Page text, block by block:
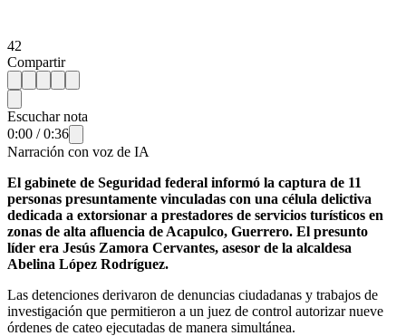
42
Compartir
Escuchar nota
0:00 /0:36
Narración con voz de IA
El gabinete de Seguridad federal informó la captura de 11
personas presuntamente vinculadas con una célula delictiva
dedicada a extorsionar a prestadores de servicios turísticos en
zonas de alta afluencia de Acapulco, Guerrero. El presunto
líder era Jesús Zamora Cervantes, asesor de la alcaldesa
Abelina López Rodríguez.
Las detenciones derivaron de denuncias ciudadanas y trabajos de
investigación que permitieron a un juez de control autorizar nueve
órdenes de cateo ejecutadas de manera simultánea.